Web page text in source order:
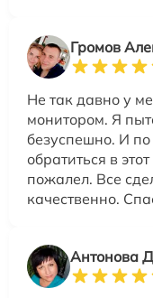
Громов
Не так давно у
монитором. Я
безуспешно. И
обратиться в
пожалел. Все
качественно.
Антонова